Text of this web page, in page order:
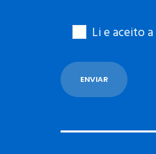
Li e aceito a